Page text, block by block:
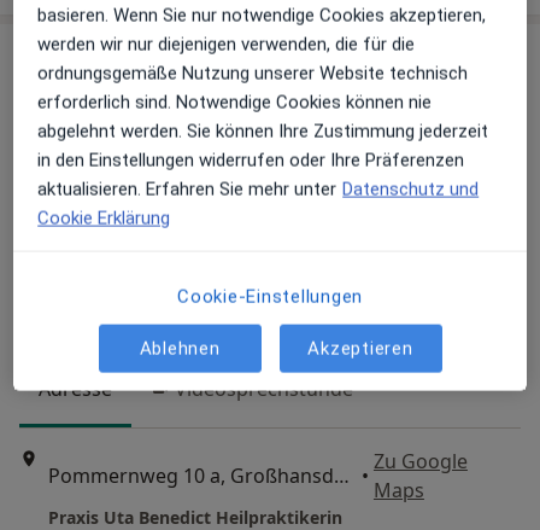
164 Bewertungen
Adresse Videosprechstunde
Pommernweg 10 a, Großhansdorf •
Zu Google
Maps
Praxis Uta Benedict Heilpraktikerin
basieren. Wenn Sie nur notwendige Cookies akzeptieren,
werden wir nur diejenigen verwenden, die für die
ordnungsgemäße Nutzung unserer Website technisch
erforderlich sind. Notwendige Cookies können nie
abgelehnt werden. Sie können Ihre Zustimmung jederzeit
in den Einstellungen widerrufen oder Ihre Präferenzen
aktualisieren. Erfahren Sie mehr unter Datenschutz und
Cookie Erklärung
Cookie-Einstellungen
Ablehnen Akzeptieren